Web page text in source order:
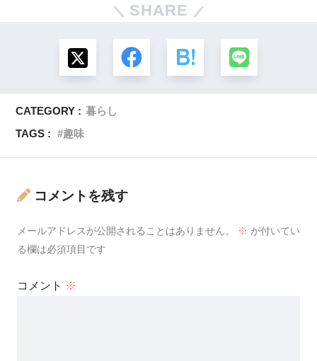
SHARE
CATEGORY : 暮らし
TAGS :
趣味
コメントを残す
メールアドレスが公開されることはありません。 ※ が付いてい
る欄は必須項目です
コメント ※